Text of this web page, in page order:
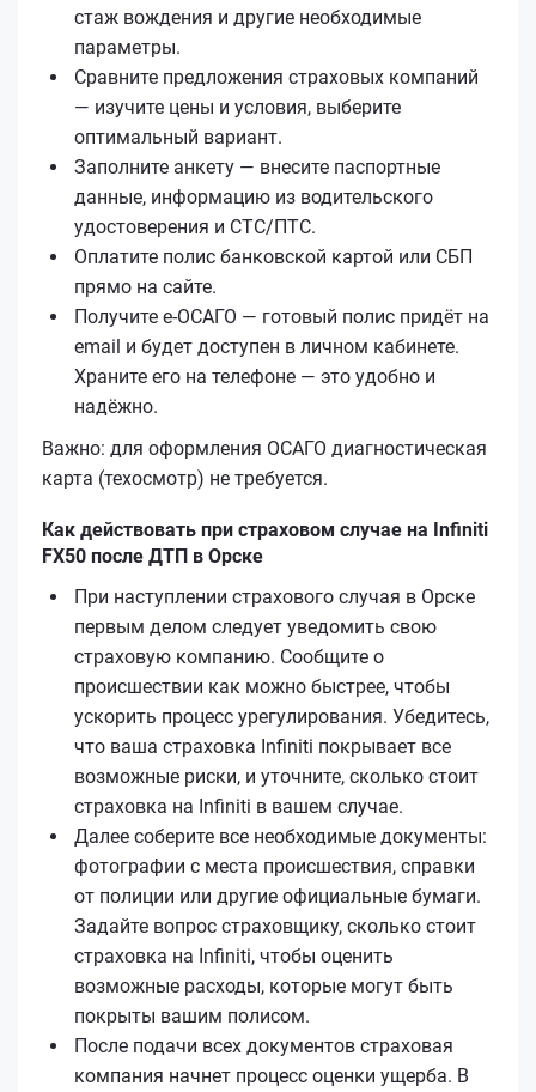
стаж вождения и другие необходимые
параметры.
Сравните предложения страховых компаний
— изучите цены и условия, выберите
оптимальный вариант.
Заполните анкету — внесите паспортные
данные, информацию из водительского
удостоверения и СТС/ПТС.
Оплатите полис банковской картой или СБП
прямо на сайте.
Получите е‑ОСАГО — готовый полис придёт на
email и будет доступен в личном кабинете.
Храните его на телефоне — это удобно и
надёжно.
Важно: для оформления ОСАГО диагностическая
карта (техосмотр) не требуется.
Как действовать при страховом случае на Infiniti
FX50 после ДТП в Орске
При наступлении страхового случая в Орске
первым делом следует уведомить свою
страховую компанию. Сообщите о
происшествии как можно быстрее, чтобы
ускорить процесс урегулирования. Убедитесь,
что ваша страховка Infiniti покрывает все
возможные риски, и уточните, сколько стоит
страховка на Infiniti в вашем случае.
Далее соберите все необходимые документы:
фотографии с места происшествия, справки
от полиции или другие официальные бумаги.
Задайте вопрос страховщику, сколько стоит
страховка на Infiniti, чтобы оценить
возможные расходы, которые могут быть
покрыты вашим полисом.
После подачи всех документов страховая
компания начнет процесс оценки ущерба. В